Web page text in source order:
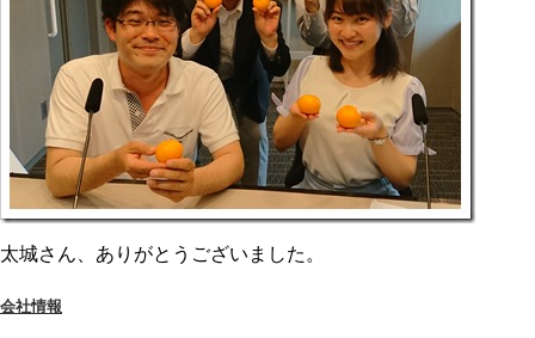
太城さん、ありがとうございました。
会社情報